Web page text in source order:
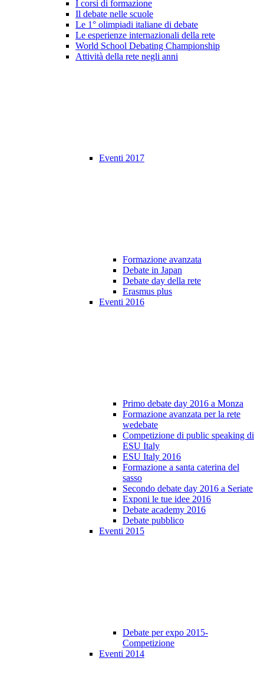
I corsi di formazione
Il debate nelle scuole
Le 1° olimpiadi italiane di debate
Le esperienze internazionali della rete
World School Debating Championship
Attività della rete negli anni
Eventi 2017
Formazione avanzata
Debate in Japan
Debate day della rete
Erasmus plus
Eventi 2016
Primo debate day 2016 a Monza
Formazione avanzata per la rete
wedebate
Competizione di public speaking di
ESU Italy
ESU Italy 2016
Formazione a santa caterina del
sasso
Secondo debate day 2016 a Seriate
Exponi le tue idee 2016
Debate academy 2016
Debate pubblico
Eventi 2015
Debate per expo 2015-
Competizione
Eventi 2014